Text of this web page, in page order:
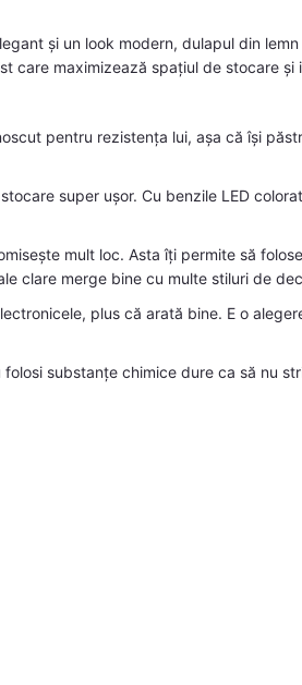
și un look modern, dulapul din
maximizează spațiul de stocare și
pentru rezistența lui, așa că își
super ușor. Cu benzile LED
mult loc. Asta îți permite să
clare merge bine cu multe stiluri de
plus că arată bine. E o
substanțe chimice dure ca să nu